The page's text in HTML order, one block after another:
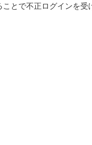
とで不正ログインを受